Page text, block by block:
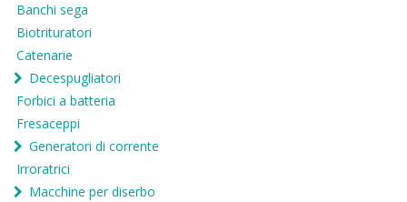
Banchi sega
Biotrituratori
Catenarie
Decespugliatori
Forbici a batteria
Fresaceppi
Generatori di corrente
Irroratrici
Macchine per diserbo